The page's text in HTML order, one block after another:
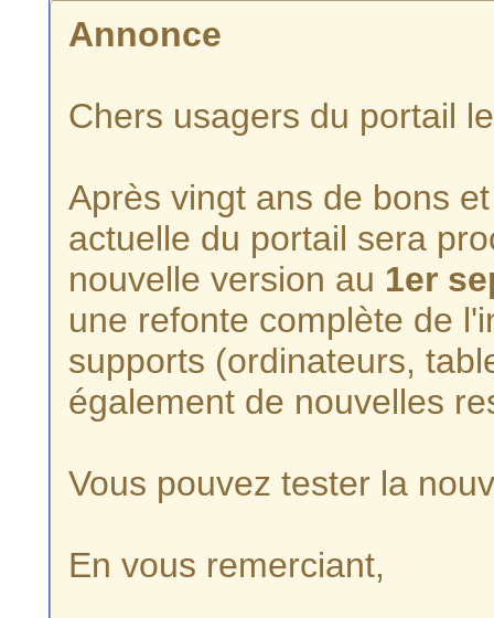
Annonce
Chers usagers du portail
Après vingt ans de bons
actuelle du portail sera
nouvelle version au 1er
une refonte complète de
supports (ordinateurs,
également de nouvelles
Vous pouvez tester la
En vous remerciant,